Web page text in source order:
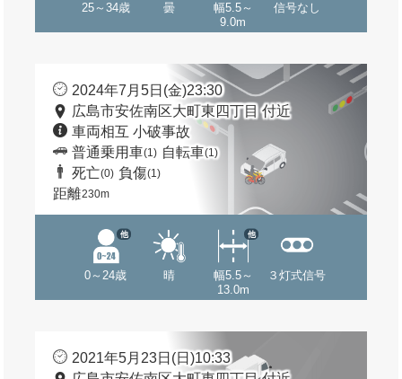
25～34歳 曇
幅5.5～
9.0m
信号なし
2024年7月5日(金)23:30
広島市安佐南区大町東四丁目 付近
車両相互 小破事故
普通乗用車(1) 自転車(1)
死亡(0) 負傷(1)
距離230m
0～24歳
他
晴
幅5.5～
13.0m
他
３灯式信号
2021年5月23日(日)10:33